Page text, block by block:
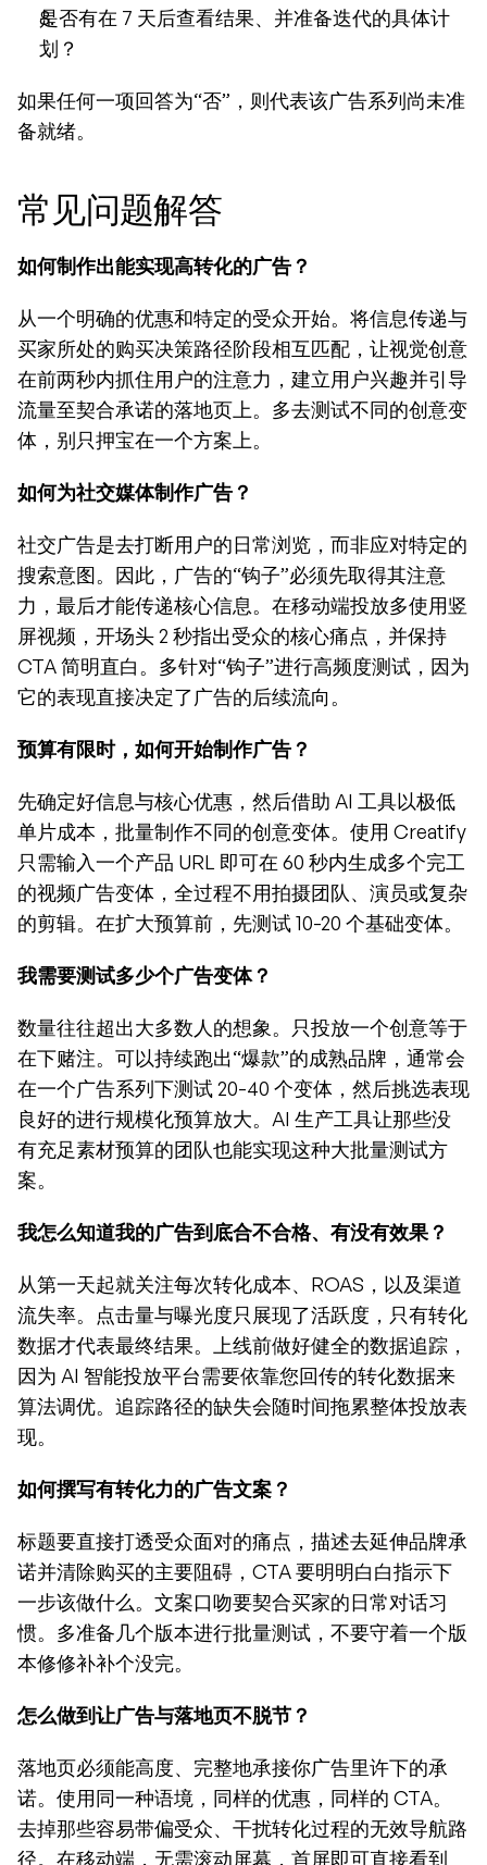
是否有在 7 天后查看结果、并准备迭代的具体计
划？
如果任何一项回答为“否”，则代表该广告系列尚未准
备就绪。
常见问题解答
如何制作出能实现高转化的广告？
从一个明确的优惠和特定的受众开始。将信息传递与
买家所处的购买决策路径阶段相互匹配，让视觉创意
在前两秒内抓住用户的注意力，建立用户兴趣并引导
流量至契合承诺的落地页上。多去测试不同的创意变
体，别只押宝在一个方案上。
如何为社交媒体制作广告？
社交广告是去打断用户的日常浏览，而非应对特定的
搜索意图。因此，广告的“钩子”必须先取得其注意
力，最后才能传递核心信息。在移动端投放多使用竖
屏视频，开场头 2 秒指出受众的核心痛点，并保持
CTA 简明直白。多针对“钩子”进行高频度测试，因为
它的表现直接决定了广告的后续流向。
预算有限时，如何开始制作广告？
先确定好信息与核心优惠，然后借助 AI 工具以极低
单片成本，批量制作不同的创意变体。使用 Creatify
只需输入一个产品 URL 即可在 60 秒内生成多个完工
的视频广告变体，全过程不用拍摄团队、演员或复杂
的剪辑。在扩大预算前，先测试 10-20 个基础变体。
我需要测试多少个广告变体？
数量往往超出大多数人的想象。只投放一个创意等于
在下赌注。可以持续跑出“爆款”的成熟品牌，通常会
在一个广告系列下测试 20-40 个变体，然后挑选表现
良好的进行规模化预算放大。AI 生产工具让那些没
有充足素材预算的团队也能实现这种大批量测试方
案。
我怎么知道我的广告到底合不合格、有没有效果？
从第一天起就关注每次转化成本、ROAS，以及渠道
流失率。点击量与曝光度只展现了活跃度，只有转化
数据才代表最终结果。上线前做好健全的数据追踪，
因为 AI 智能投放平台需要依靠您回传的转化数据来
算法调优。追踪路径的缺失会随时间拖累整体投放表
现。
如何撰写有转化力的广告文案？
标题要直接打透受众面对的痛点，描述去延伸品牌承
诺并清除购买的主要阻碍，CTA 要明明白白指示下
一步该做什么。文案口吻要契合买家的日常对话习
惯。多准备几个版本进行批量测试，不要守着一个版
本修修补补个没完。
怎么做到让广告与落地页不脱节？
落地页必须能高度、完整地承接你广告里许下的承
诺。使用同一种语境，同样的优惠，同样的 CTA。
去掉那些容易带偏受众、干扰转化过程的无效导航路
径。在移动端，无需滚动屏幕，首屏即可直接看到